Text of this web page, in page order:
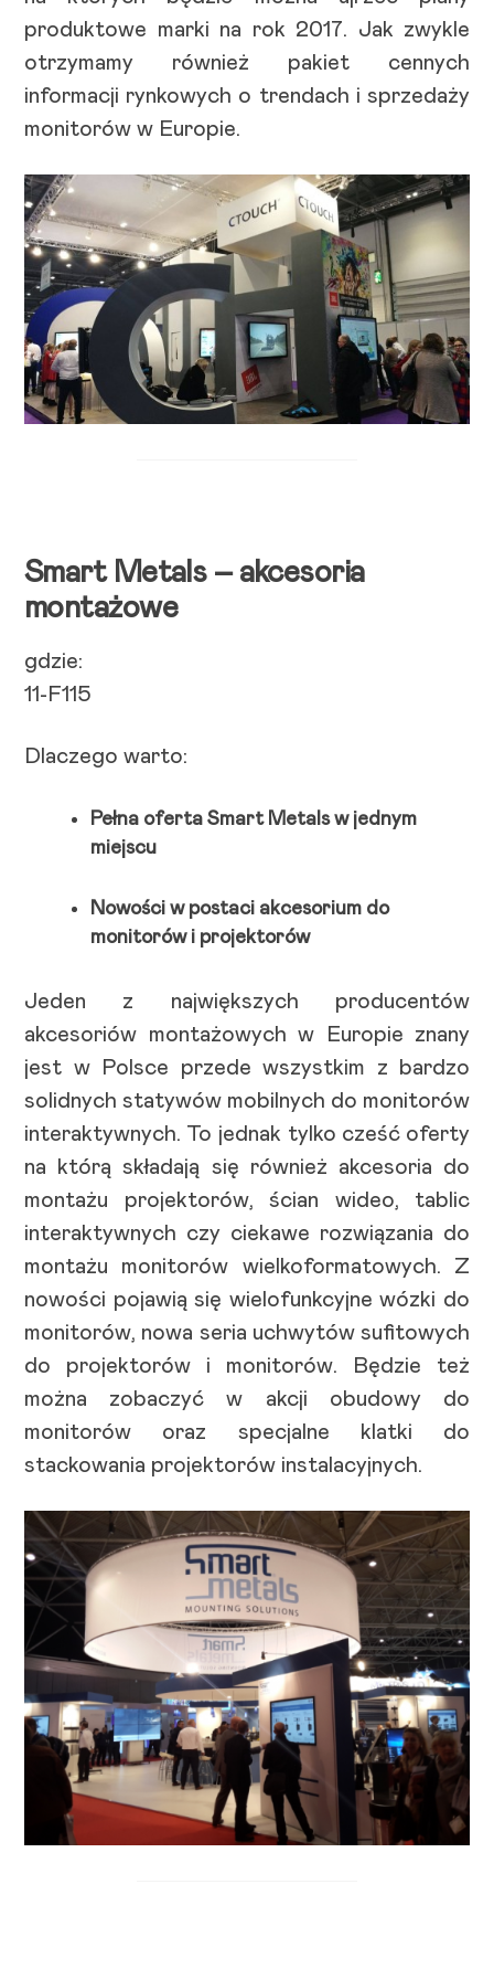
produktowe marki na rok 2017. Jak zwykle
otrzymamy również pakiet cennych
informacji rynkowych o trendach i sprzedaży
monitorów w Europie.
Smart Metals – akcesoria
montażowe
gdzie:
11-F115
Dlaczego warto:
Pełna oferta Smart Metals w jednym
miejscu
Nowości w postaci akcesorium do
monitorów i projektorów
Jeden z największych producentów
akcesoriów montażowych w Europie znany
jest w Polsce przede wszystkim z bardzo
solidnych statywów mobilnych do monitorów
interaktywnych. To jednak tylko cześć oferty
na którą składają się również akcesoria do
montażu projektorów, ścian wideo, tablic
interaktywnych czy ciekawe rozwiązania do
montażu monitorów wielkoformatowych. Z
nowości pojawią się wielofunkcyjne wózki do
monitorów, nowa seria uchwytów sufitowych
do projektorów i monitorów. Będzie też
można zobaczyć w akcji obudowy do
monitorów oraz specjalne klatki do
stackowania projektorów instalacyjnych.